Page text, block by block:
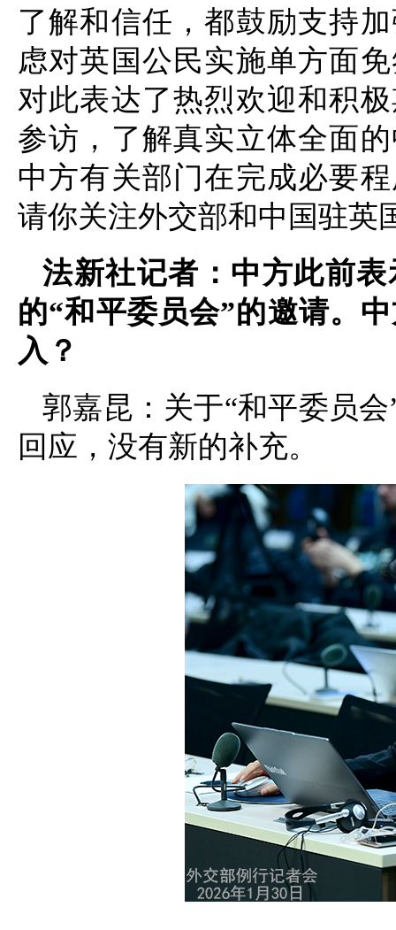
了解和信任，都鼓励支持
虑对英国公民实施单方面
对此表达了热烈欢迎和积
参访，了解真实立体全面
中方有关部门在完成必要
请你关注外交部和中国驻英
法新社记者：中方此前
的“和平委员会”的邀请。
入？
郭嘉昆：关于“和平委员
回应，没有新的补充。